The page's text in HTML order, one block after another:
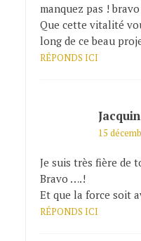
manquez pas !
Que cette vitalité
long de ce beau
RÉPONDS ICI
15
Je suis très fière de
Bravo ….!
Et que la force soit
RÉPONDS ICI